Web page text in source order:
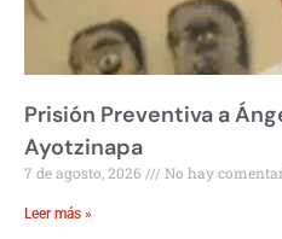
Prisión Preventiva a
Ayotzinapa
7 de agosto, 2026 No hay
Leer más »